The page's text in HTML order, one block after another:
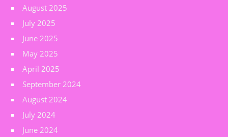
August 2025
July 2025
June 2025
May 2025
April 2025
September 2024
August 2024
July 2024
June 2024